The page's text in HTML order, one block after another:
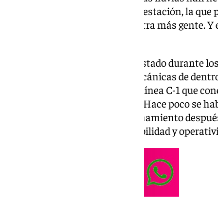
de las dos bocas de entrada a la estación, la
municipio y por la que sale y entra más gente.
Esta estación subterránea ha estado durante
problemas en sus escaleras mecánicas de
coger el tren de Cercanías de la línea C-1 que
Torremolinos y Málaga capital. Hace poco se
escaleras estuvieran en funcionamiento
desastre en términos de accesibilidad y